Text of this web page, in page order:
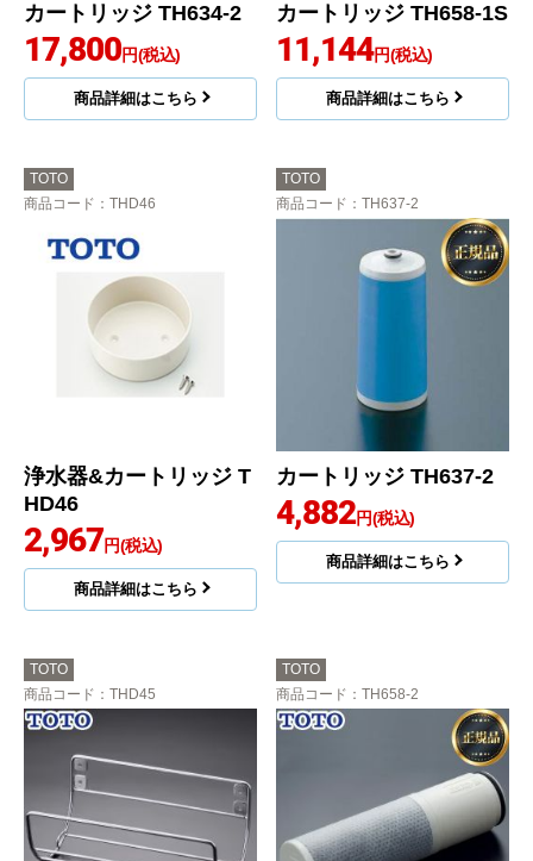
カートリッジ TH634-2
17,800円(税込)
商品詳細はこちら
カートリッジ TH658-1S
11,144円(税込)
商品詳細はこちら
TOTO
商品コード ：THD46
浄水器&カートリッジ T
HD46
2,967円(税込)
商品詳細はこちら
TOTO
商品コード ：TH637-2
カートリッジ TH637-2
4,882円(税込)
商品詳細はこちら
TOTO
商品コード ：THD45
TOTO
商品コード ：TH658-2